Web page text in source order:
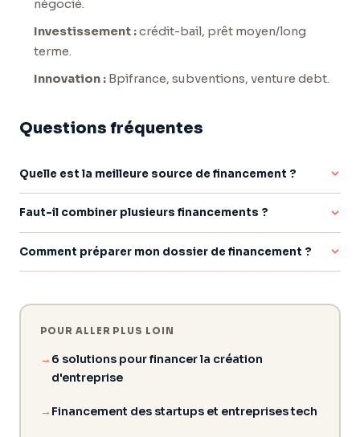
négocié.
Investissement :crédit-bail, prêt moyen/long
terme.
Innovation :Bpifrance, subventions, venture debt.
Questions fréquentes
Quelle est la meilleure source de financement ?
Aucune n'est universelle : le bon financement dépend du
stade et du besoin. L'amorçage passe par les fonds propres
et le prêt d'honneur, la croissance par le prêt bancaire et
l'affacturage, l'investissement par le crédit-bail.
Faut-il combiner plusieurs financements ?
Oui, les meilleurs plans empilent des sources
complémentaires : fonds propres, prêt d'honneur, garantie
Bpifrance, prêt bancaire et affacturage. Bien orchestré, cet
Comment préparer mon dossier de financement ?
Un dossier structuré — prévisionnel crédible, montant justifié,
Le diagnostic Dealready évalue votre bankabilité et les points
à renforcer avant toute démarche.
POUR ALLER PLUS LOIN
6 solutions pour financer la création
d'entreprise
Financement des startups et entreprises tech